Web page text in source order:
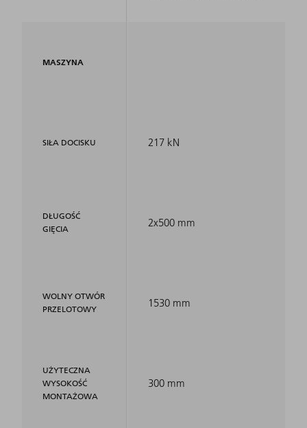
MASZYNA
SIŁA DOCISKU
DŁUGOŚĆ
GIĘCIA
WOLNY OTWÓR
PRZELOTOWY
UŻYTECZNA
WYSOKOŚĆ
MONTAŻOWA
217 kN
2x500 mm
1530 mm
300 mm